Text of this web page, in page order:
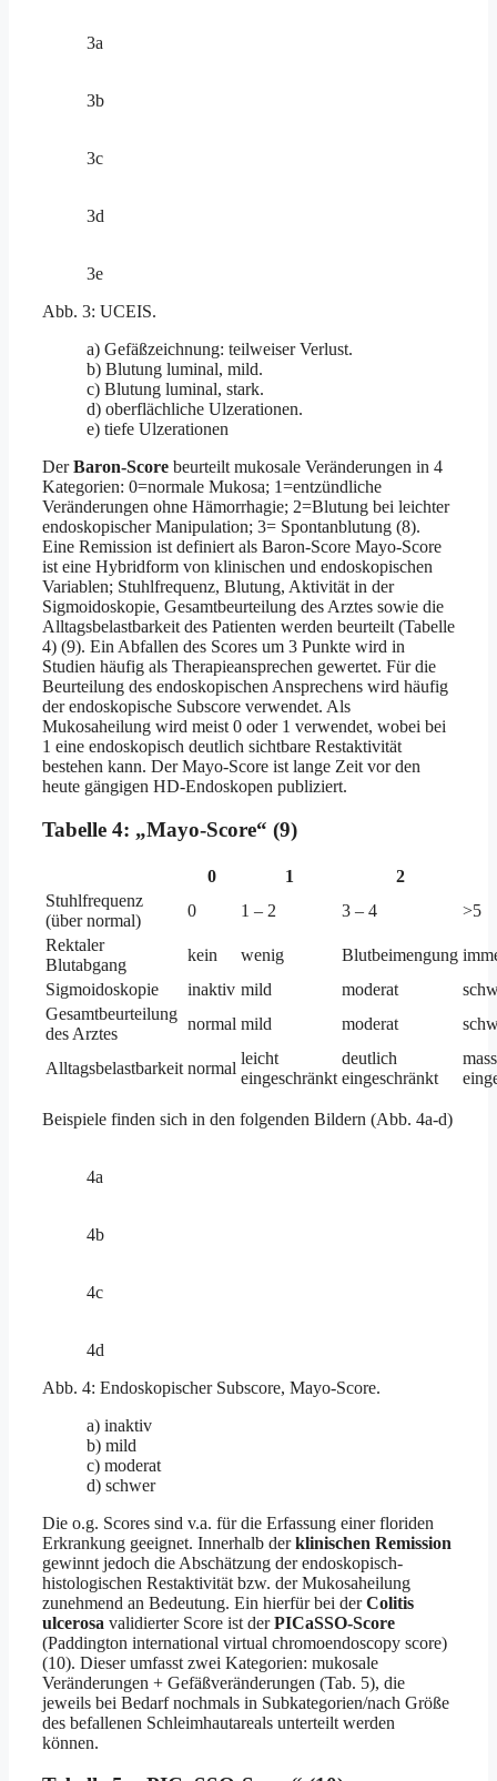
3a
3b
3c
3d
3e
Abb. 3: UCEIS.
a) Gefäßzeichnung: teilweiser Verlust.
b) Blutung luminal, mild.
c) Blutung luminal, stark.
d) oberflächliche Ulzerationen.
e) tiefe Ulzerationen
DerBaron-Score beurteilt mukosale Veränderungen in 4
Kategorien: 0=normale Mukosa; 1=entzündliche
Veränderungen ohne Hämorrhagie; 2=Blutung bei leichter
endoskopischer Manipulation; 3= Spontanblutung (8).
Eine Remission ist definiert als Baron-Score Mayo-Score
ist eine Hybridform von klinischen und endoskopischen
Variablen; Stuhlfrequenz, Blutung, Aktivität in der
Sigmoidoskopie, Gesamtbeurteilung des Arztes sowie die
Alltagsbelastbarkeit des Patienten werden beurteilt (Tabelle
4) (9). Ein Abfallen des Scores um 3 Punkte wird in
Studien häufig als Therapieansprechen gewertet. Für die
Beurteilung des endoskopischen Ansprechens wird häufig
der endoskopische Subscore verwendet. Als
Mukosaheilung wird meist 0 oder 1 verwendet, wobei bei
1 eine endoskopisch deutlich sichtbare Restaktivität
bestehen kann. Der Mayo-Score ist lange Zeit vor den
heute gängigen HD-Endoskopen publiziert.
Tabelle 4: „Mayo-Score“ (9)
0 1
2
Stuhlfrequenz
(über normal)
0 1 – 2 3 – 4
>5
Rektaler
Blutabgang
kein wenig Blutbeimengung
Sigmoidoskopie
inaktiv mild moderat
Gesamtbeurteilung
des Arztes
normal mild moderat
Alltagsbelastbarkeit normal
leicht
eingeschränkt
deutlich
eingeschränkt
Beispiele finden sich in den folgenden Bildern (Abb. 4a-d)
4a
4b
4c
4d
Abb. 4: Endoskopischer Subscore, Mayo-Score.
a) inaktiv
b) mild
c) moderat
d) schwer
Die o.g. Scores sind v.a. für die Erfassung einer floriden
Erkrankung geeignet. Innerhalb derklinischen Remission
gewinnt jedoch die Abschätzung der endoskopisch-
histologischen Restaktivität bzw. der Mukosaheilung
zunehmend an Bedeutung. Ein hierfür bei derColitis
ulcerosa validierter Score ist derPICaSSO-Score
(Paddington international virtual chromoendoscopy score)
(10). Dieser umfasst zwei Kategorien: mukosale
Veränderungen + Gefäßveränderungen (Tab. 5), die
jeweils bei Bedarf nochmals in Subkategorien/nach Größe
des befallenen Schleimhautareals unterteilt werden
können.